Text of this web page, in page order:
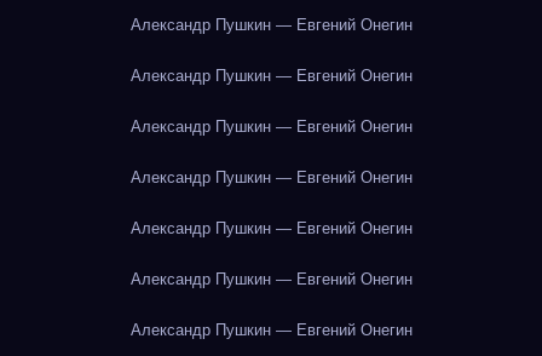
Александр Пушкин — Евгений Онегин
Александр Пушкин — Евгений Онегин
Александр Пушкин — Евгений Онегин
Александр Пушкин — Евгений Онегин
Александр Пушкин — Евгений Онегин
Александр Пушкин — Евгений Онегин
Александр Пушкин — Евгений Онегин